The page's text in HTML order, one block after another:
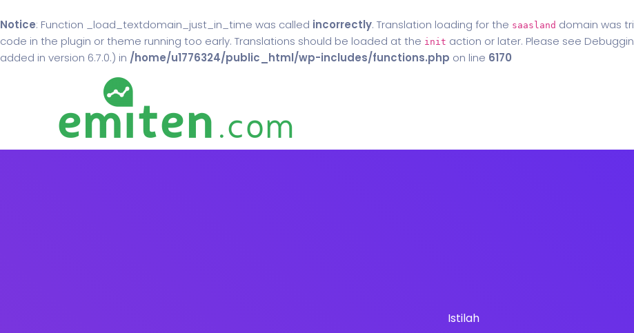
Notice: Function _load_textdomain_just_in_time was called incorrectly. Translation loading for the saasland domain was
code in the plugin or theme running too early. Translations should be loaded at the init action or later. Please see
added in version 6.7.0.) in /home/u1776324/public_html/wp-includes/functions.php on line 6170
Istilah